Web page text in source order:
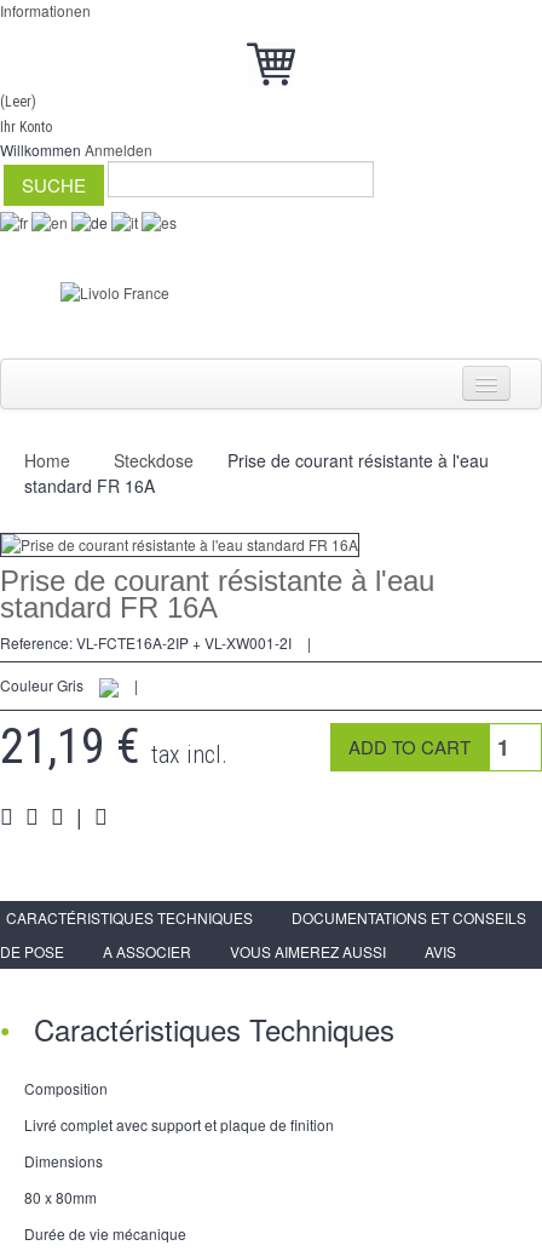
Informationen
(Leer)
Ihr Konto
Willkommen Anmelden
Schalter
Kreuzschalters
Steckdose
Spéciales
Zubehör
Pièces
Medien
Home Steckdose
Prise de courant résistante à l'eau
standard FR 16A
Prise de courant résistante à l'eau
standard FR 16A
Reference:VL-FCTE16A-2IP + VL-XW001-2I |
Couleur Gris |
21,19 € tax incl.
|
CARACTÉRISTIQUES TECHNIQUES
DOCUMENTATIONS ET CONSEILS
DE POSE
A ASSOCIER VOUS AIMEREZ AUSSI AVIS
Caractéristiques Techniques
Composition
Livré complet avec support et plaque de finition
Dimensions
80 x 80mm
Durée de vie mécanique